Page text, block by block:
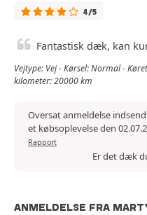
4/5
Fantastisk dæk, kan
Vejtype: Vej - Kørsel: Normal -
kilometer: 20000 km
Oversat anmeldelse
et købsoplevelse den
Rapport
Er det dæk
ANMELDELSE FRA